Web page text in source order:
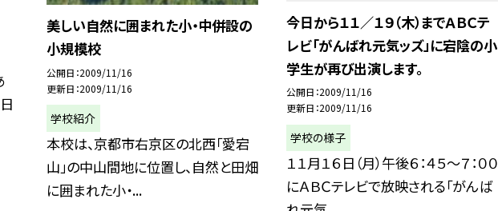
美しい自然に囲まれた小・中併設の
小規模校
公開日 2009/11/16
更新日 2009/11/16
学校紹介
本校は、京都市右京区の北西「愛宕
山」の中山間地に位置し、自然と田畑
に囲まれた小・...
今日から１１／１９（木）までＡＢＣテ
レビ「がんばれ元気ッズ」に宕陰の小
学生が再び出演します。
公開日 2009/11/16
更新日 2009/11/16
学校の様子
１１月１６日（月）午後６：４５〜７：００
にＡＢＣテレビで放映される「がんば